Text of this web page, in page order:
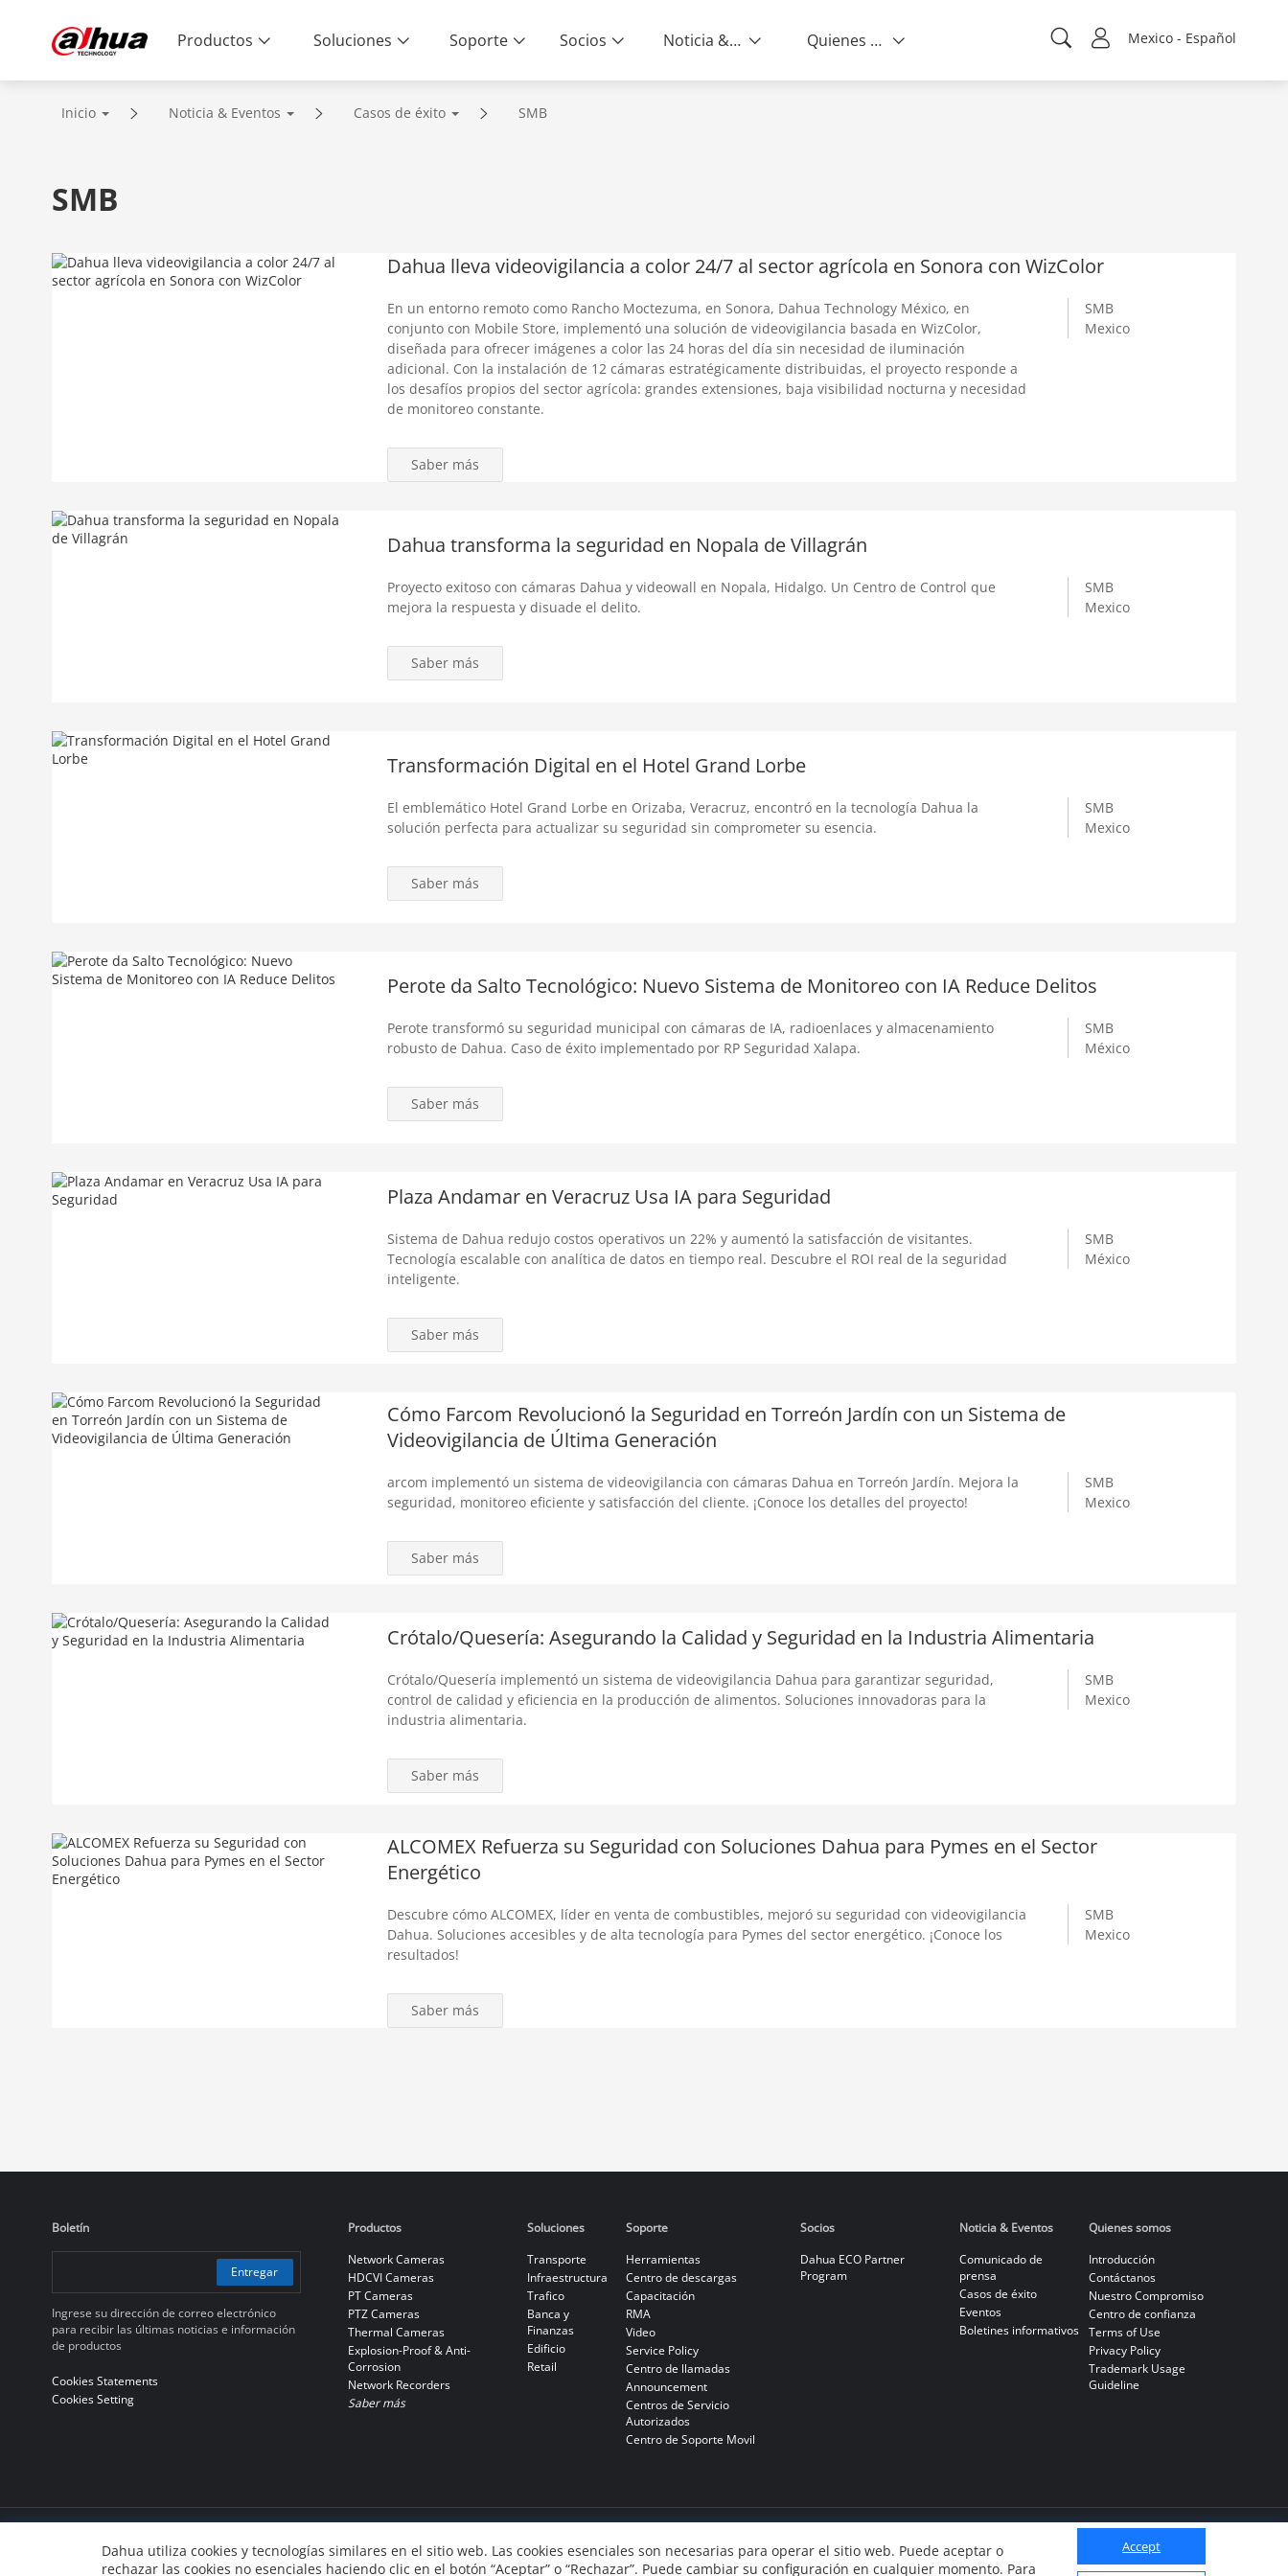
Dahua utiliza cookies y tecnologías similares en el sitio web. Las cookies esenciales son necesarias para operar el sitio web. Puede aceptar o
rechazar las cookies no esenciales haciendo clic en el botón “Aceptar” o “Rechazar”. Puede cambiar su configuración en cualquier momento. Para
Accept
Mexico - Español
Productos Soluciones Soporte Socios Noticia & Eventos Quienes somos
Inicio Noticia & Eventos Casos de éxito SMB
SMB
Dahua lleva videovigilancia a color 24/7 al sector agrícola en Sonora con WizColor
En un entorno remoto como Rancho Moctezuma, en Sonora, Dahua Technology México, en
conjunto con Mobile Store, implementó una solución de videovigilancia basada en WizColor,
diseñada para ofrecer imágenes a color las 24 horas del día sin necesidad de iluminación
adicional. Con la instalación de 12 cámaras estratégicamente distribuidas, el proyecto responde a
los desafíos propios del sector agrícola: grandes extensiones, baja visibilidad nocturna y necesidad
de monitoreo constante.
SMB
Mexico
Saber más
Dahua transforma la seguridad en Nopala de Villagrán
Proyecto exitoso con cámaras Dahua y videowall en Nopala, Hidalgo. Un Centro de Control que
mejora la respuesta y disuade el delito.
SMB
Mexico
Saber más
Transformación Digital en el Hotel Grand Lorbe
El emblemático Hotel Grand Lorbe en Orizaba, Veracruz, encontró en la tecnología Dahua la
solución perfecta para actualizar su seguridad sin comprometer su esencia.
SMB
Mexico
Saber más
Perote da Salto Tecnológico: Nuevo Sistema de Monitoreo con IA Reduce Delitos
Perote transformó su seguridad municipal con cámaras de IA, radioenlaces y almacenamiento
robusto de Dahua. Caso de éxito implementado por RP Seguridad Xalapa.
SMB
México
Saber más
Plaza Andamar en Veracruz Usa IA para Seguridad
Sistema de Dahua redujo costos operativos un 22% y aumentó la satisfacción de visitantes.
Tecnología escalable con analítica de datos en tiempo real. Descubre el ROI real de la seguridad
inteligente.
SMB
México
Saber más
Cómo Farcom Revolucionó la Seguridad en Torreón Jardín con un Sistema de
Videovigilancia de Última Generación
arcom implementó un sistema de videovigilancia con cámaras Dahua en Torreón Jardín. Mejora la
seguridad, monitoreo eficiente y satisfacción del cliente. ¡Conoce los detalles del proyecto!
SMB
Mexico
Saber más
Crótalo/Quesería: Asegurando la Calidad y Seguridad en la Industria Alimentaria
Crótalo/Quesería implementó un sistema de videovigilancia Dahua para garantizar seguridad,
control de calidad y eficiencia en la producción de alimentos. Soluciones innovadoras para la
industria alimentaria.
SMB
Mexico
Saber más
ALCOMEX Refuerza su Seguridad con Soluciones Dahua para Pymes en el Sector
Energético
Descubre cómo ALCOMEX, líder en venta de combustibles, mejoró su seguridad con videovigilancia
Dahua. Soluciones accesibles y de alta tecnología para Pymes del sector energético. ¡Conoce los
resultados!
SMB
Mexico
Saber más
Boletín
Entregar
Ingrese su dirección de correo electrónico
para recibir las últimas noticias e información
de productos
Cookies Statements
Cookies Setting
Productos
Network Cameras
HDCVI Cameras
PT Cameras
PTZ Cameras
Thermal Cameras
Explosion-Proof & Anti-
Corrosion
Network Recorders
Saber más
Soluciones
Transporte
Infraestructura
Trafico
Banca y
Finanzas
Edificio
Retail
Soporte
Herramientas
Centro de descargas
Capacitación
RMA
Video
Service Policy
Centro de llamadas
Announcement
Centros de Servicio
Autorizados
Centro de Soporte Movil
Socios
Dahua ECO Partner
Program
Noticia & Eventos
Comunicado de
prensa
Casos de éxito
Eventos
Boletines informativos
Quienes somos
Introducción
Contáctanos
Nuestro Compromiso
Centro de confianza
Terms of Use
Privacy Policy
Trademark Usage
Guideline
© 2010-2026 Dahua Technology Co., Ltd